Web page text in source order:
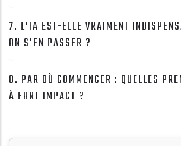
7. L'IA EST-ELLE VRAIMENT
ON S'EN PASSER ?
8. PAR OÙ COMMENCER : QUELLES
À FORT IMPACT ?